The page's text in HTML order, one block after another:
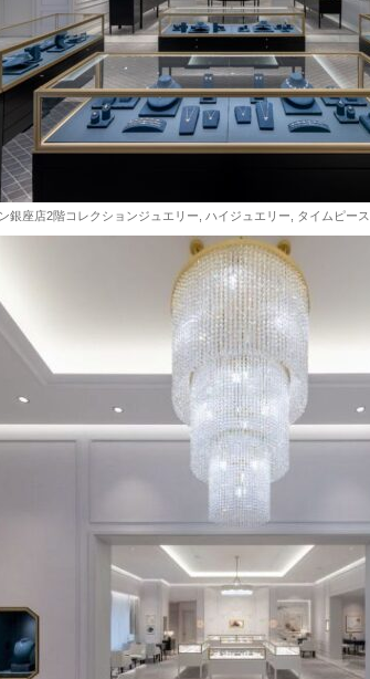
銀座店2階コレクションジュエリー, ハイジュエリー, タイムピース